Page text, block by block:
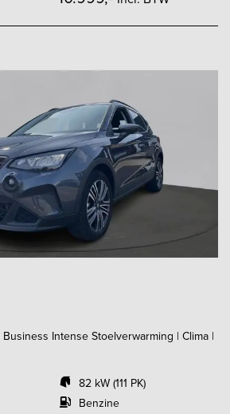
Business Intense Stoelverwarming | Clima |
82 kW (111 PK)
Benzine